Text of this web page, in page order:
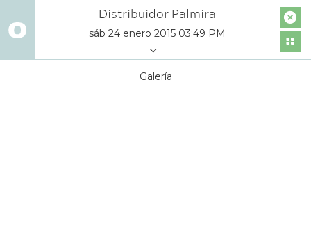
Distribuidor Palmira
sáb 24 enero 2015 03:49 PM
Galería